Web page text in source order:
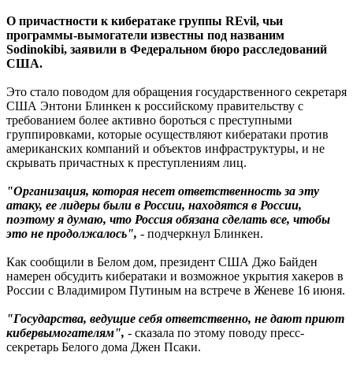
О причастности к кибератаке группы REvil, чьи
программы-вымогатели известны под названим
Sodinokibi, заявили в Федеральном бюро расследований
США.
Это стало поводом для обращения государственного секретаря
США Энтони Блинкен к российскому правительству с
требованием более активно бороться с преступными
группировками, которые осуществляют кибератаки против
американских компаний и объектов инфраструктуры, и не
скрывать причастных к преступлениям лиц.
"Организация, которая несет ответственность за эту
атаку, ее лидеры были в России, находятся в России,
поэтому я думаю, что Россия обязана сделать все, чтобы
это не продолжалось", - подчеркнул Блинкен.
Как сообщили в Белом дом, президент США Джо Байден
намерен обсудить кибератаки и возможное укрытия хакеров в
России с Владимиром Путиным на встрече в Женеве 16 июня.
"Государства, ведущие себя ответственно, не дают приют
кибервымогателям", - сказала по этому поводу пресс-
секретарь Белого дома Джен Псаки.